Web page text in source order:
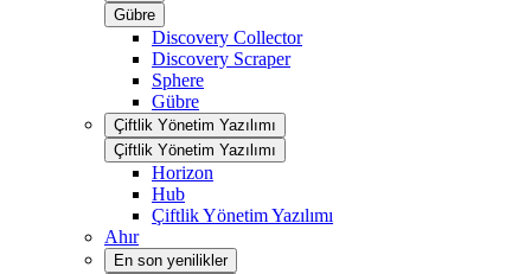
Gübre
Discovery Collector
Discovery Scraper
Sphere
Gübre
Çiftlik Yönetim Yazılımı
Çiftlik Yönetim Yazılımı
Horizon
Hub
Çiftlik Yönetim Yazılımı
Ahır
En son yenilikler